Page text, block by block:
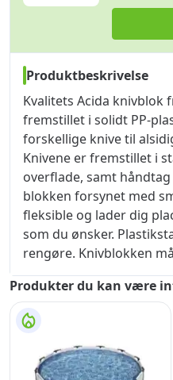
Produktbeskrivelse
Kvalitets Acida knivblok
fremstillet i solidt PP-
forskellige knive til
Knivene er fremstillet i
overflade, samt
blokken forsynet med
fleksible og lader dig
som du ønsker.
rengøre. Knivblokken
Produkter du kan være